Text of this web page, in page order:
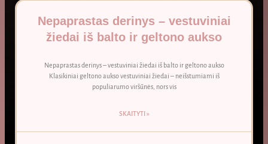
Nepaprastas derinys – vestuviniai
žiedai iš balto ir geltono aukso
Nepaprastas derinys – vestuviniai žiedai iš balto ir geltono aukso
Klasikiniai geltono aukso vestuviniai žiedai – neišstumiami iš
populiarumo viršūnės, nors vis
SKAITYTI »